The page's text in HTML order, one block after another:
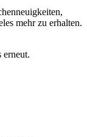
mehr zu erhalten.
erneut.